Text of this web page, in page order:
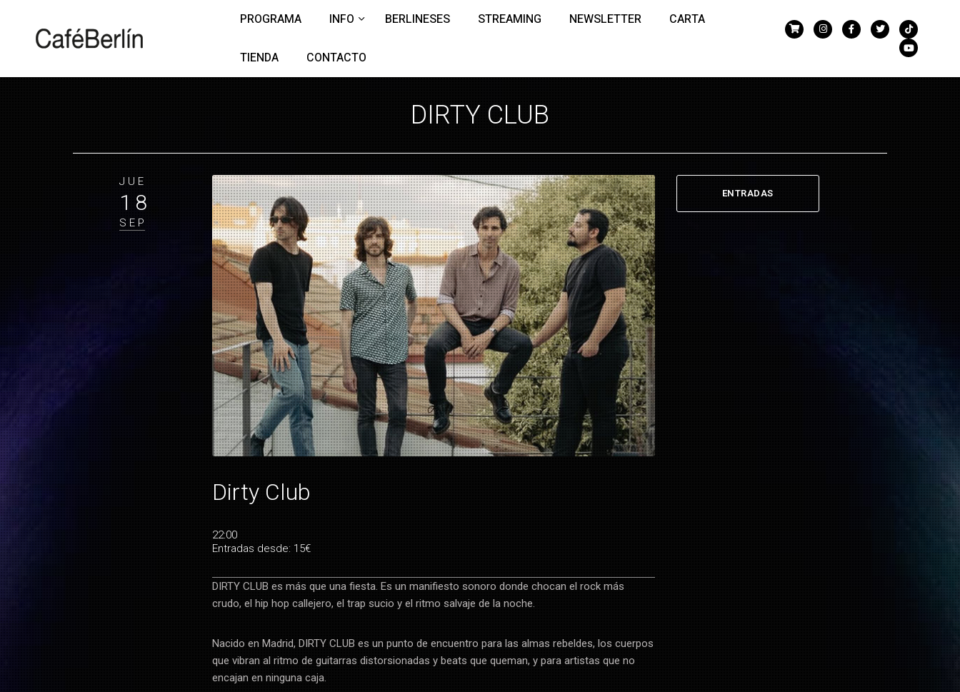
PROGRAMA INFO BERLINESES STREAMING NEWSLETTER CARTA
TIENDA CONTACTO
DIRTY CLUB
JUE
18
SEP
Dirty Club
22:00
Entradas desde: 15€
DIRTY CLUB es más que una fiesta. Es un manifiesto sonoro donde chocan el rock más
crudo, el hip hop callejero, el trap sucio y el ritmo salvaje de la noche.
Nacido en Madrid, DIRTY CLUB es un punto de encuentro para las almas rebeldes, los cuerpos
que vibran al ritmo de guitarras distorsionadas y beats que queman, y para artistas que no
encajan en ninguna caja.
ENTRADAS